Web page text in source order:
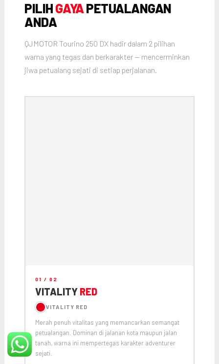
PILIHGAYAPETUALANGAN
ANDA
QJMOTOR Tourino 250 DX hadir dalam 2 pilihan
warna yang tegas dan berkarakter — mencerminkan
jiwa petualang sejati di setiap perjalanan.
01 / 02
VITALITY RED
VITALITY RED
Merah penuh vitalitas yang memancarkan semangat
petualangan. Dominan di jalanan kota maupun jalan
tanah, warna ini mempertegas karakter adventurer
sejati.